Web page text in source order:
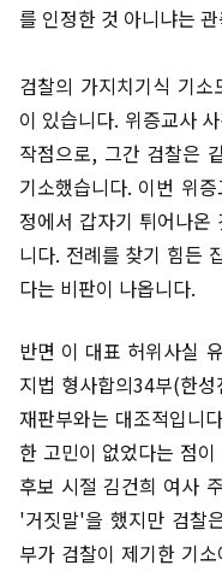
를 인정한 것 아니냐는
검찰의 가지치기식 기
이 있습니다. 위증교사
작점으로, 그간 검찰은
기소했습니다. 이번 위
정에서 갑자기 튀어나
니다. 전례를 찾기 힘든
다는 비판이 나옵니다.
반면 이 대표 허위사실
지법 형사합의34부(한
재판부와는 대조적입니
한 고민이 없었다는 점
후보 시절 김건희 여사
'거짓말'을 했지만 검찰
부가 검찰이 제기한 기